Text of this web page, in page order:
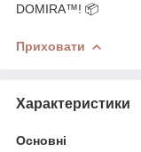
DOMIRA™! 📦
Приховати
Характеристики
Основні